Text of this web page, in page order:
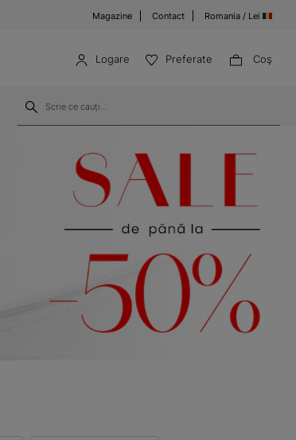
Magazine Contact Romania / Lei
Logare Preferate Coş